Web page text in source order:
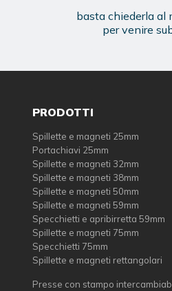
basta chiederla al
per venire
PRODOTTI
Spillette e magneti 25mm
Portachiavi 25mm
Spillette e magneti 32mm
Spillette e magneti 38mm
Spillette e magneti 50mm
Spillette e magneti 59mm
Specchietti e apribirretta 59mm
Spillette e magneti 75mm
Specchietti 75mm
Spillette e magneti rettangolari
Presse con stampo